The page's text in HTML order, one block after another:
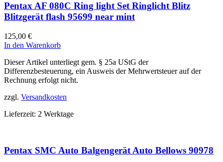
Pentax AF 080C Ring light Set Ringlicht Blitz
Blitzgerät flash 95699 near mint
125,00 €
In den Warenkorb
Dieser Artikel unterliegt gem. § 25a UStG der
Differenzbesteuerung, ein Ausweis der Mehrwertsteuer auf der
Rechnung erfolgt nicht.
zzgl. Versandkosten
Lieferzeit: 2 Werktage
Pentax SMC Auto Balgengerät Auto Bellows 90978